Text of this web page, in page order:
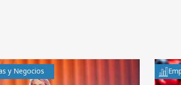
y Negocios